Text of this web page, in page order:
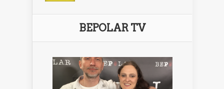
BEPOLAR TV